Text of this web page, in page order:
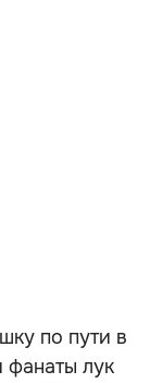
по пути в
лук